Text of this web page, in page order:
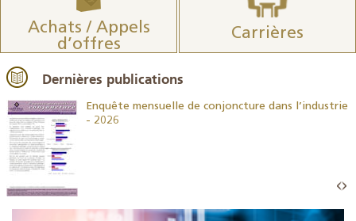
Achats / Appels
d’offres
Carrières
Dernières publications
Enquête mensuelle de conjoncture dans l’industrie
- 2026